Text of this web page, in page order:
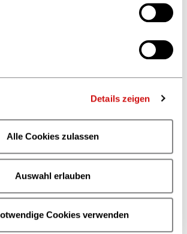
Details zeigen
Alle Cookies zulassen
Auswahl erlauben
Cookies verwenden
Mitglied in der Zukunfts-AG